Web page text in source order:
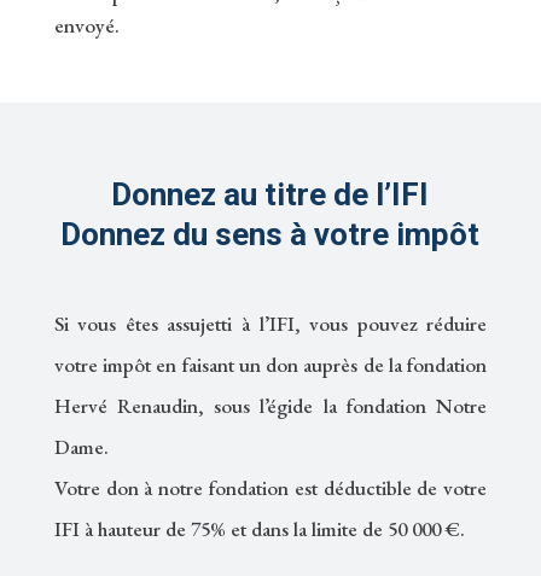
envoyé.
Donnez au titre de l’IFI
Donnez du sens à votre impôt
Si vous êtes assujetti à l’IFI, vous pouvez réduire
votre impôt en faisant un don auprès de la fondation
Hervé Renaudin, sous l’égide la fondation Notre
Dame.
Votre don à notre fondation est déductible de votre
IFI à hauteur de 75% et dans la limite de 50 000 €.